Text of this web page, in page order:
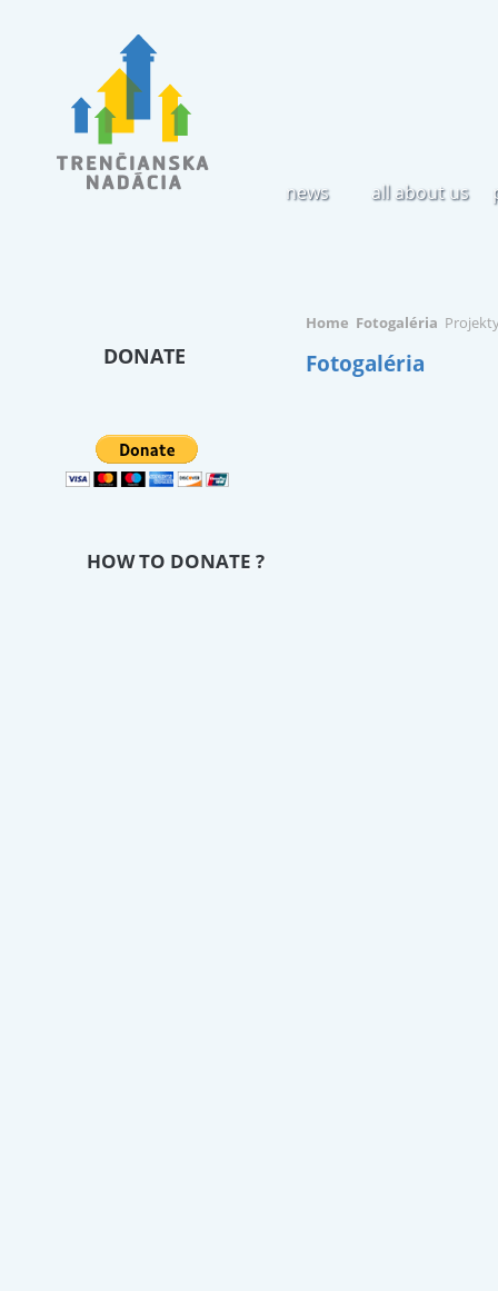
news all about us
DONATE
HOW TO DONATE ?
Home Fotogaléria
Fotogaléria